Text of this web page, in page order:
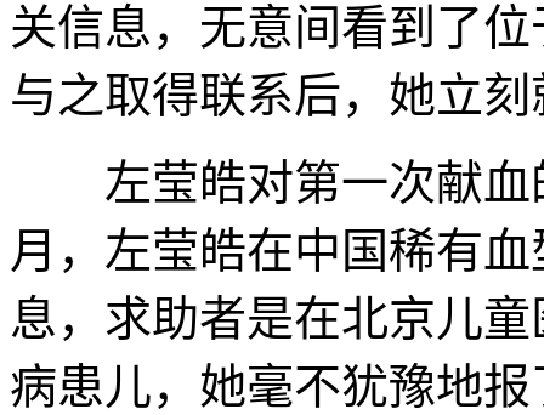
关信息，无意间看到了
与之取得联系后，她立
左莹皓对第一次献血
月，左莹皓在中国稀有
息，求助者是在北京儿
病患儿，她毫不犹豫地